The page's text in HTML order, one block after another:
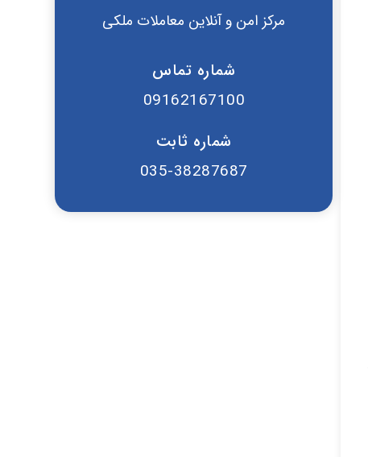
مرکز امن و آنلاین معاملات ملکی
شماره تماس
09162167100
شماره ثابت
035-38287687